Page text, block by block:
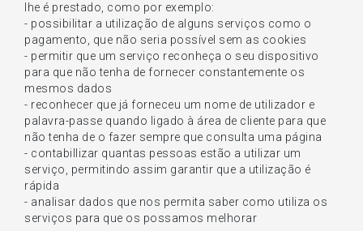
lhe é prestado, como por exemplo:
- possibilitar a utilização de alguns serviços como o
pagamento, que não seria possível sem as cookies
- permitir que um serviço reconheça o seu dispositivo
para que não tenha de fornecer constantemente os
mesmos dados
- reconhecer que já forneceu um nome de utilizador e
palavra-passe quando ligado à área de cliente para que
não tenha de o fazer sempre que consulta uma página
- contabillizar quantas pessoas estão a utilizar um
serviço, permitindo assim garantir que a utilização é
rápida
- analisar dados que nos permita saber como utiliza os
serviços para que os possamos melhorar